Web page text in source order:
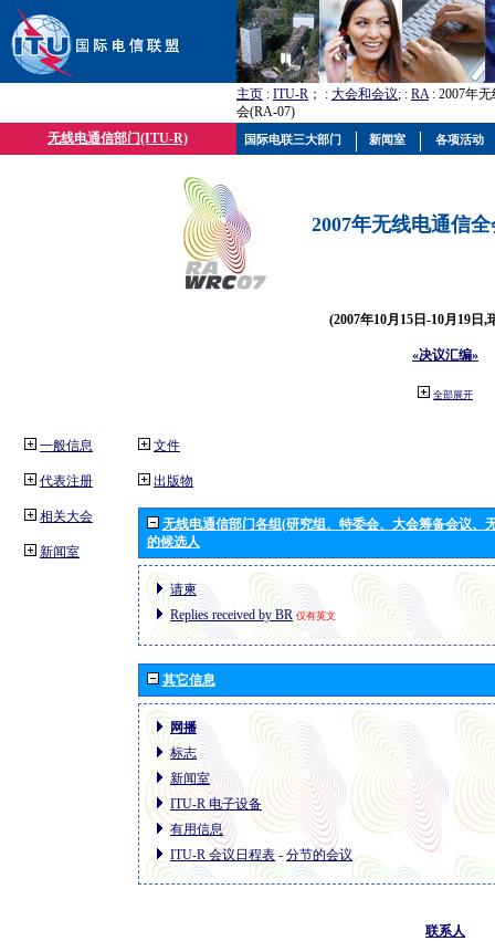
主页 : ITU-R ； : 大会和会议; : RA: 2007年
会(RA-07)
无线电通信部门(ITU-R)
2007年无线电通信
(2007年10月15日-10月19日,
«决议汇编»
全部展开
一般信息
代表注册
相关大会
新闻室
文件
出版物
无线电通信部门各组(研究组、特委会、大会筹备会议、
的候选人
请柬
Replies received by BR 仅有英文
其它信息
网播
标志
新闻室
ITU-R 电子设备
有用信息
ITU-R 会议日程表 - 分节的会议
联系人
国际电联三大部门 新闻室 各项活动